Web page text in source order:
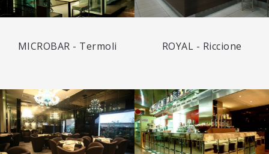
MICROBAR - Termoli ROYAL - Riccione